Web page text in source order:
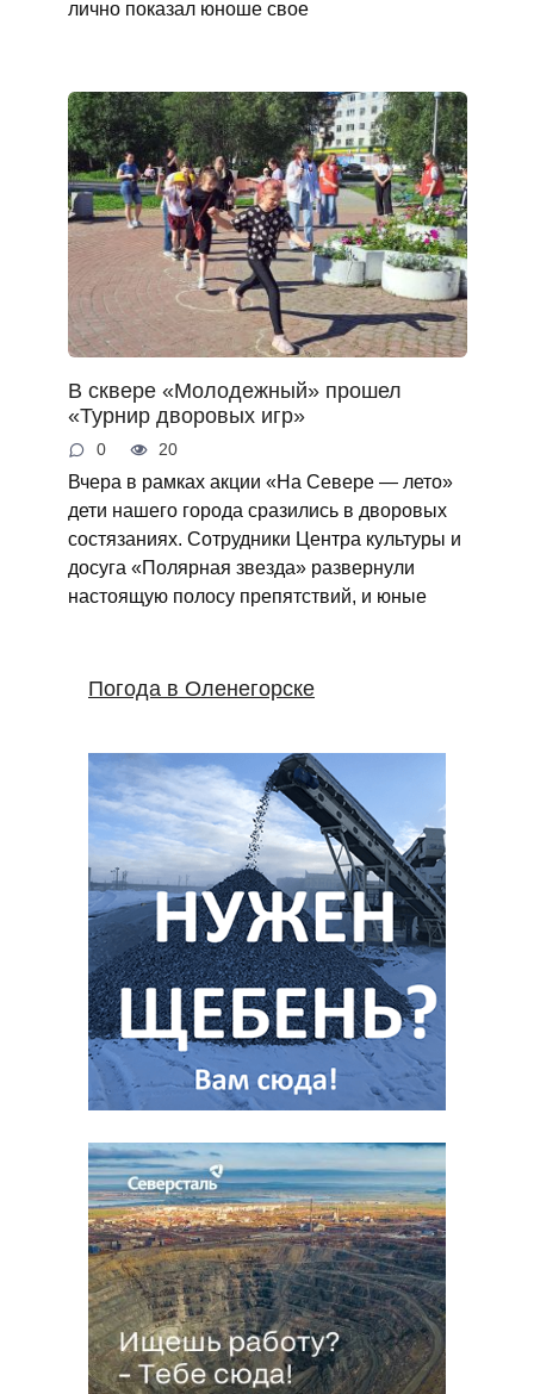
лично показал юноше свое
В сквере «Молодежный» прошел
«Турнир дворовых игр»
0 20
Вчера в рамках акции «На Севере — лето»
дети нашего города сразились в дворовых
состязаниях. Сотрудники Центра культуры и
досуга «Полярная звезда» развернули
настоящую полосу препятствий, и юные
Погода в Оленегорске